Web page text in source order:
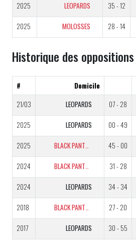
2025 LEOPARDS 35 - 12
2025 MOLOSSES 28 - 14
Historique des oppositions
# Domicile
21/03
LEOPARDS 07 - 28
2025 LEOPARDS 00 - 49
2025 BLACK PANTHERS 45 - 00
2024 BLACK PANTHERS 31 - 28
2024 LEOPARDS 34 - 34
2018 BLACK PANTHERS 27 - 20
2017 LEOPARDS 30 - 55